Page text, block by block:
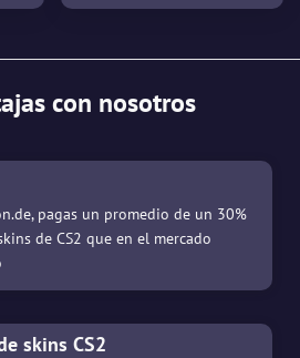
con nosotros
pagas un promedio de un 30%
de CS2 que en el mercado
skins CS2